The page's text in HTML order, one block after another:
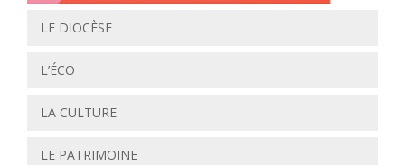
LE DIOCÈSE
L’ÉCO
LA CULTURE
LE PATRIMOINE